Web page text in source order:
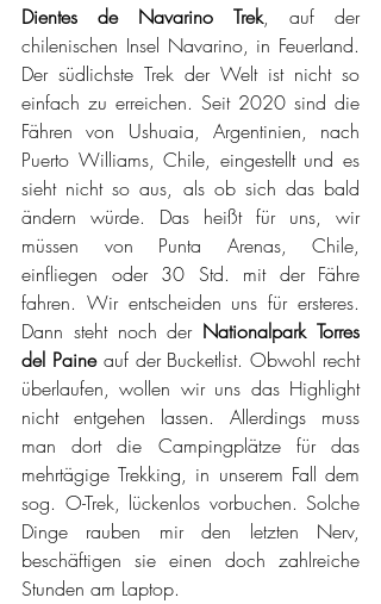
Dientes de Navarino Trek, auf der
chilenischen Insel Navarino, in Feuerland.
Der südlichste Trek der Welt ist nicht so
einfach zu erreichen. Seit 2020 sind die
Fähren von Ushuaia, Argentinien, nach
Puerto Williams, Chile, eingestellt und es
sieht nicht so aus, als ob sich das bald
ändern würde. Das heißt für uns, wir
müssen von Punta Arenas, Chile,
einfliegen oder 30 Std. mit der Fähre
fahren. Wir entscheiden uns für ersteres.
Dann steht noch der Nationalpark Torres
del Paine auf der Bucketlist. Obwohl recht
überlaufen, wollen wir uns das Highlight
nicht entgehen lassen. Allerdings muss
man dort die Campingplätze für das
mehrtägige Trekking, in unserem Fall dem
sog. O-Trek, lückenlos vorbuchen. Solche
Dinge rauben mir den letzten Nerv,
beschäftigen sie einen doch zahlreiche
Stunden am Laptop.